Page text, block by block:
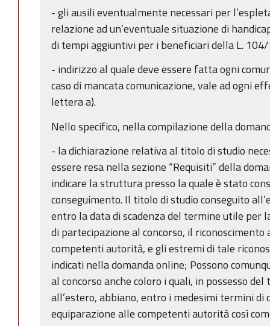
- gli ausili eventualmente necessari per
relazione ad un’eventuale situazione di
di tempi aggiuntivi per i beneficiari della L.
- indirizzo al quale deve essere fatta ogni
caso di mancata comunicazione, vale ad ogni
lettera a).
Nello specifico, nella compilazione della
- la dichiarazione relativa al titolo di studio
essere resa nella sezione “Requisiti” della
indicare la struttura presso la quale è stato
conseguimento. Il titolo di studio conseguito
entro la data di scadenza del termine utile per
di partecipazione al concorso, il
competenti autorità, e gli estremi di tale
indicati nella domanda online; Possono
al concorso anche coloro i quali, in possesso
all’estero, abbiano, entro i medesimi termini
equiparazione alle competenti autorità così